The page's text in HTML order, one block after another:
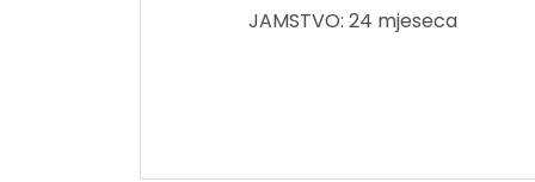
JAMSTVO: 24 mjeseca